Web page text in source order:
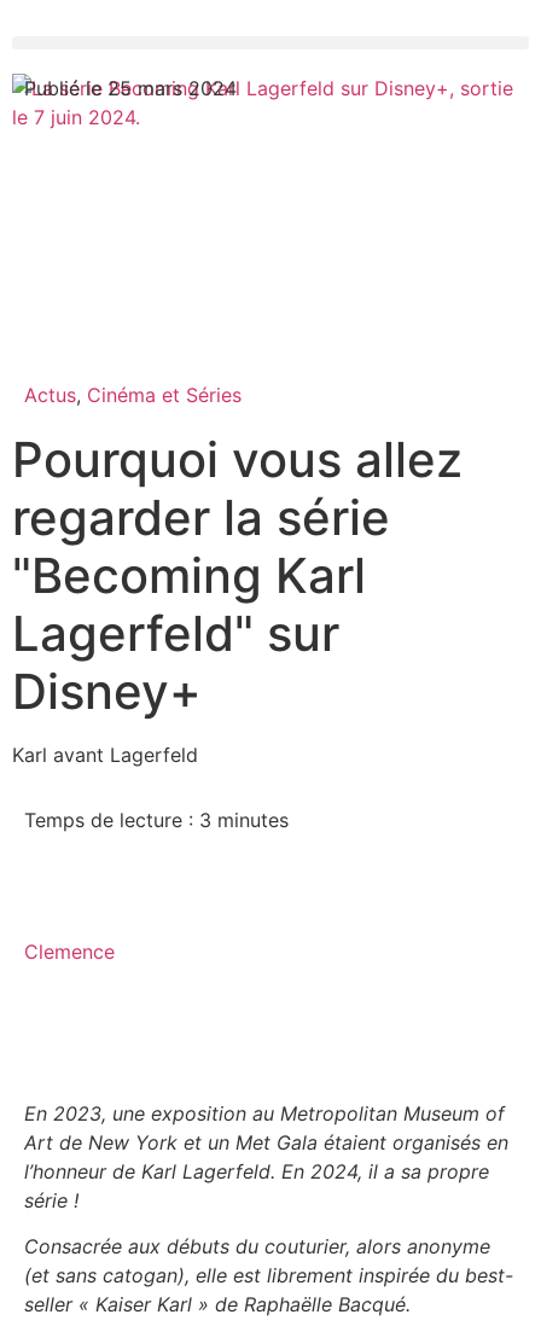
Actus, Cinéma et Séries
Pourquoi vous allez
regarder la série
"Becoming Karl
Lagerfeld" sur
Disney+
Karl avant Lagerfeld
Clemence
Temps de lecture : 3 minutes
Publié le 25 mars 2024
En 2023, une exposition au Metropolitan Museum of
Art de New York et un Met Gala étaient organisés en
l’honneur de Karl Lagerfeld. En 2024, il a sa propre
série !
Consacrée aux débuts du couturier, alors anonyme
(et sans catogan), elle est librement inspirée du best-
seller « Kaiser Karl » de Raphaëlle Bacqué.